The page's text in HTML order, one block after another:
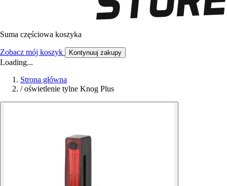
Suma częściowa koszyka
Zobacz mój koszyk Kontynuuj zakupy
Loading...
Strona główna
/ oświetlenie tylne Knog Plus